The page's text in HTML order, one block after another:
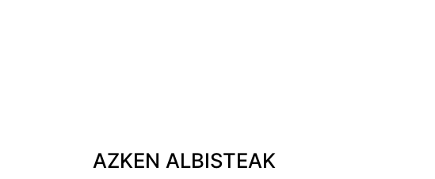
AZKEN ALBISTEAK